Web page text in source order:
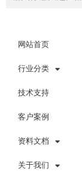
网站首页
行业分类
技术支持
客户案例
资料文档
关于我们